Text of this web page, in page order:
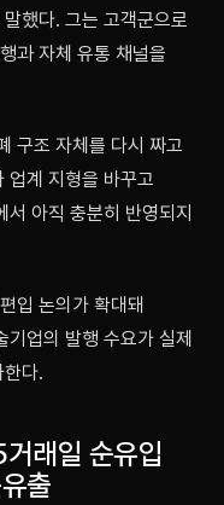
했다. 그는 고객군으로
과 자체 유통 채널을
구조 자체를 다시 짜고
업계 지형을 바꾸고
아직 충분히 반영되지
입 논의가 확대돼
업의 발행 수요가 실제
다.
래일 순유입
출